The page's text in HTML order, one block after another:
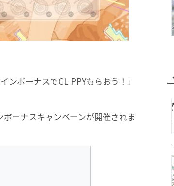
ボーナスでCLIPPYもらおう！」
ーナスキャンペーンが開催されま